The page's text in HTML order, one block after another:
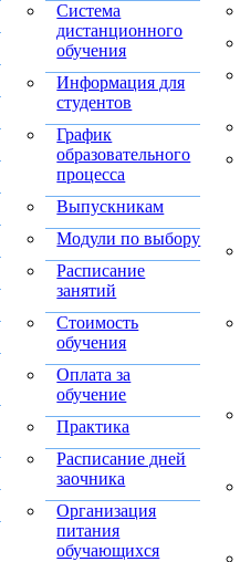
Система
дистанционного
обучения
Информация для
студентов
График
образовательного
процесса
Выпускникам
Модули по выбору
Расписание
занятий
Стоимость
обучения
Оплата за
обучение
Практика
Расписание дней
заочника
Организация
питания
обучающихся